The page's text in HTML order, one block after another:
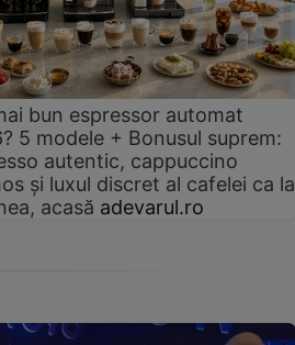
bun espressor automat
5 modele + Bonusul suprem:
autentic, cappuccino
și luxul discret al cafelei ca la
acasă adevarul.ro